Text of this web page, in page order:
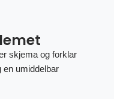
skjema og forklar
en umiddelbar